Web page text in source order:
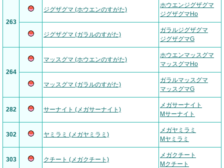
263
ジグザグマ (ホウエンのすがた)
ホウエンジグザグマ
ジグザグマHo
ジグザグマ (ガラルのすがた)
ガラルジグザグマ
ジグザグマG
264
マッスグマ (ホウエンのすがた)
ホウエンマッスグマ
マッスグマHo
マッスグマ (ガラルのすがた)
ガラルマッスグマ
マッスグマG
282 サーナイト (メガサーナイト)
メガサーナイト
Mサーナイト
302 ヤミラミ (メガヤミラミ)
メガヤミラミ
Mヤミラミ
303 クチート (メガクチート)
メガクチート
Mクチート